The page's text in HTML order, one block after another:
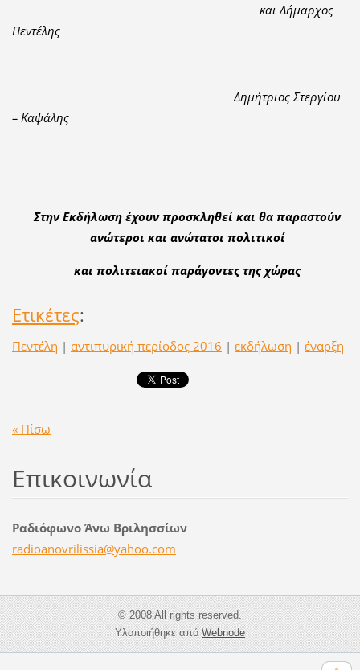
και Δήμαρχος
Πεντέλης
Δημήτριος Στεργίου
– Καψάλης
Στην Εκδήλωση έχουν προσκληθεί και θα παραστούν
ανώτεροι και ανώτατοι πολιτικοί
και πολιτειακοί παράγοντες της χώρας
Ετικέτες:
Πεντέλη | αντιπυρική περίοδος 2016 | εκδήλωση | έναρξη
« Πίσω
Επικοινωνία
Ραδιόφωνο Άνω Βριλησσίων
radioanovrilissia@yahoo.com
© 2008 All rights reserved.
Υλοποιήθηκε απόWebnode